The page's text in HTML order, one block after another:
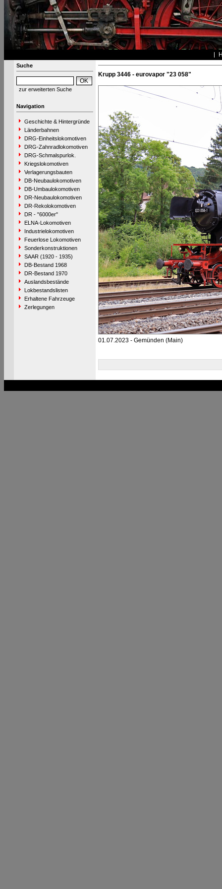
Suche
zur erweiterten Suche
Navigation
Geschichte & Hintergründe
Länderbahnen
DRG-Einheitslokomotiven
DRG-Zahnradlokomotiven
DRG-Schmalspurlok.
Kriegslokomotiven
Verlagerungsbauten
DB-Neubaulokomotiven
DB-Umbaulokomotiven
DR-Neubaulokomotiven
DR-Rekolokomotiven
DR - "6000er"
ELNA-Lokomotiven
Industrielokomotiven
Feuerlose Lokomotiven
Sonderkonstruktionen
SAAR (1920 - 1935)
DB-Bestand 1968
DR-Bestand 1970
Auslandsbestände
Lokbestandslisten
Erhaltene Fahrzeuge
Zerlegungen
Krupp 3446 - eurovapor "23 058"
01.07.2023 - Gemünden (Main)